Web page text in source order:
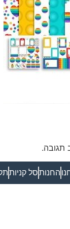
תגובה.
החנותסל קניות